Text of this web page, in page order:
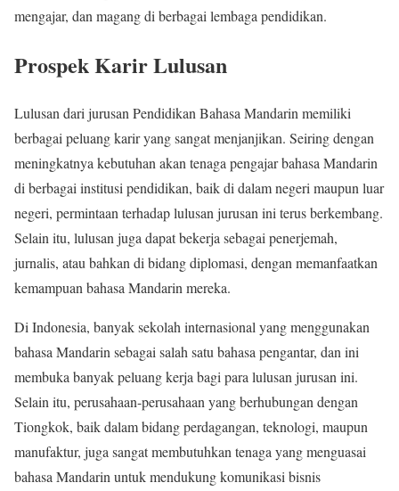
mengajar, dan magang di berbagai lembaga pendidikan.
Prospek Karir Lulusan
Lulusan dari jurusan Pendidikan Bahasa Mandarin memiliki
berbagai peluang karir yang sangat menjanjikan. Seiring dengan
meningkatnya kebutuhan akan tenaga pengajar bahasa Mandarin
di berbagai institusi pendidikan, baik di dalam negeri maupun luar
negeri, permintaan terhadap lulusan jurusan ini terus berkembang.
Selain itu, lulusan juga dapat bekerja sebagai penerjemah,
jurnalis, atau bahkan di bidang diplomasi, dengan memanfaatkan
kemampuan bahasa Mandarin mereka.
Di Indonesia, banyak sekolah internasional yang menggunakan
bahasa Mandarin sebagai salah satu bahasa pengantar, dan ini
membuka banyak peluang kerja bagi para lulusan jurusan ini.
Selain itu, perusahaan-perusahaan yang berhubungan dengan
Tiongkok, baik dalam bidang perdagangan, teknologi, maupun
manufaktur, juga sangat membutuhkan tenaga yang menguasai
bahasa Mandarin untuk mendukung komunikasi bisnis